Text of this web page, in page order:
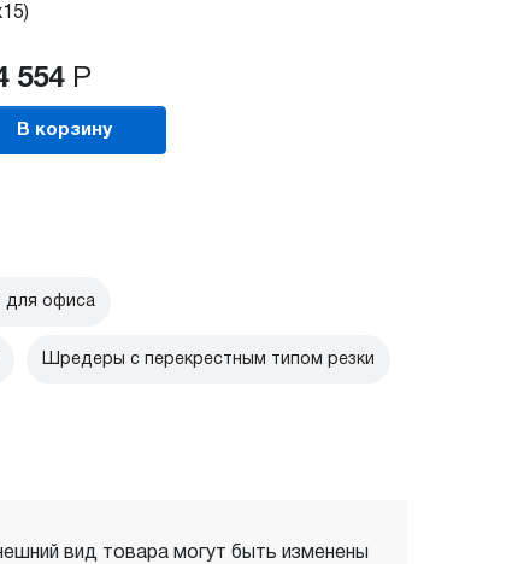
554 Р
В корзину
офиса
Шредеры с перекрестным типом резки
вид товара могут быть изменены